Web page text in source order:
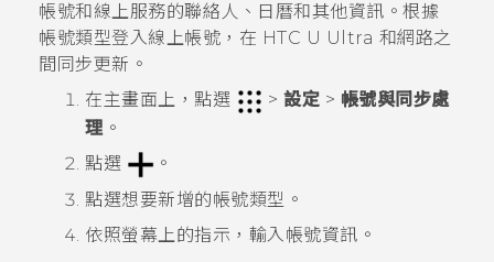
應用程式
支援服務
帳號和線上服務的聯絡人、日曆和其他資訊。根據
帳號類型登入線上帳號，在 HTC U Ultra 和網路之
間同步更新。
在主畫面上，點選 > 設定 > 帳號與同步處
理 。
點選
。
點選想要新增的帳號類型。
依照螢幕上的指示，輸入帳號資訊。